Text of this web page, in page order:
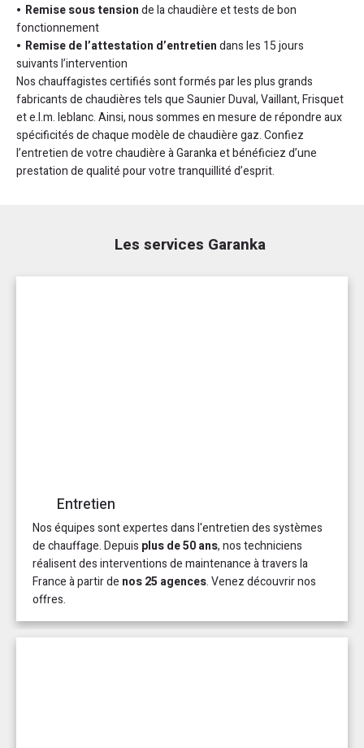
Remise sous tensionde la chaudière et tests de bon
fonctionnement
Remise de l’attestation d’entretiendans les 15 jours
suivants l’intervention
Nos chauffagistes certifiés sont formés par les plus grands
fabricants de chaudières tels que Saunier Duval, Vaillant, Frisquet
et e.l.m. leblanc. Ainsi, nous sommes en mesure de répondre aux
spécificités de chaque modèle de chaudière gaz. Confiez
l’entretien de votre chaudière à Garanka et bénéficiez d’une
prestation de qualité pour votre tranquillité d’esprit.
Les services Garanka
Entretien
Nos équipes sont expertes dans l'entretien des systèmes
de chauffage. Depuis plus de 50 ans, nos techniciens
réalisent des interventions de maintenance à travers la
France à partir de nos 25 agences. Venez découvrir nos
offres.